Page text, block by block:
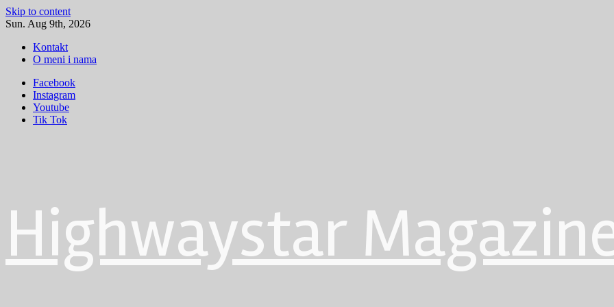
Skip to content
Sun. Aug 9th, 2026
Kontakt
O meni i nama
Facebook
Instagram
Youtube
Tik Tok
Highwaystar